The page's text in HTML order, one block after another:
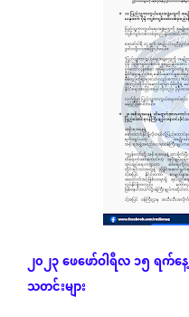
၂၀၂၃ဖေဖော်ဝါရီလ၁၅ရက်နေ့
သတင်းများ